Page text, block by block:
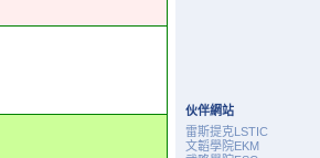
伙伴網站
雷斯提克LSTIC
文韜學院EKM